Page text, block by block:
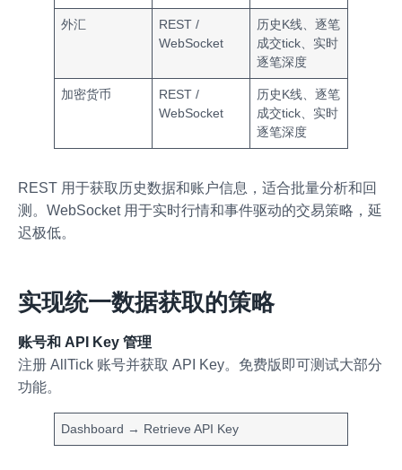
外汇
REST /
WebSocket
历史K线、逐笔
成交tick、实时
逐笔深度
加密货币
REST /
WebSocket
历史K线、逐笔
成交tick、实时
逐笔深度
REST 用于获取历史数据和账户信息，适合批量分析和回
测。WebSocket 用于实时行情和事件驱动的交易策略，延
迟极低。
实现统一数据获取的策略
账号和 API Key 管理
注册 AllTick 账号并获取 API Key。免费版即可测试大部分
功能。
Dashboard → Retrieve API Key